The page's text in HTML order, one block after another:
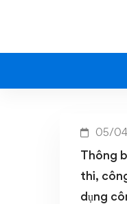
05/
Thông
thi,
dụng